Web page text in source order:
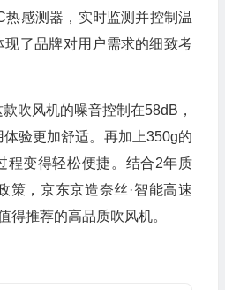
感测器，实时监测并控制温
现了品牌对用户需求的细致考
吹风机的噪音控制在58dB，
验更加舒适。再加上350g的
程变得轻松便捷。结合2年质
策，京东京造奈丝·智能高速
得推荐的高品质吹风机。